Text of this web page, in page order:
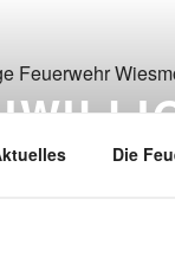
Die